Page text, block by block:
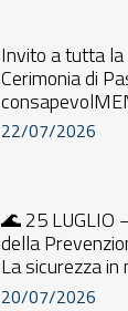
Invito a tutta
Cerimonia di
Maruggio è lieto
22/07/2026
🌊 25 LUGLIO
della
La sicurezza in
responsabilità di
20/07/2026